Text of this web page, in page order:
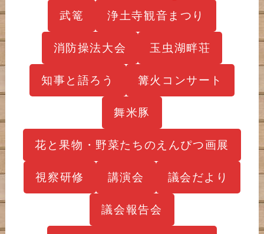
武篭 浄土寺観音まつり
消防操法大会 玉虫湖畔荘
知事と語ろう 篝火コンサート
舞米豚
花と果物・野菜たちのえんぴつ画展
視察研修 講演会 議会だより
議会報告会